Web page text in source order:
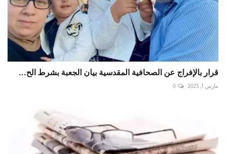
قرار بالإفراج عن الصحافية المقدسية بيان الجعبة بشرط الح...
مارس 1, 2025 0